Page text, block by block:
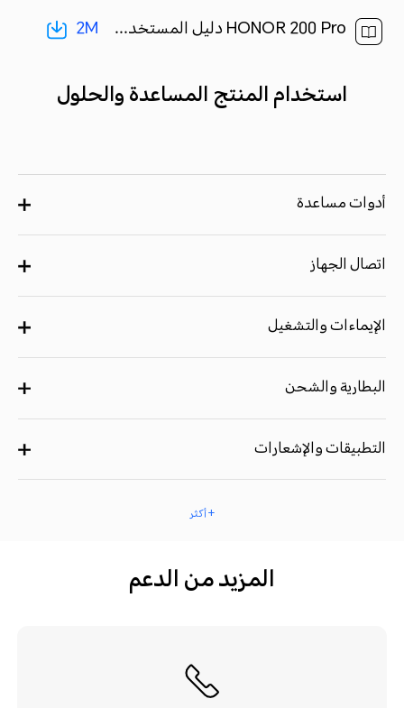
HONOR 200 Pro دليل المستخدم-(MagicOS 8.0_01,ar-eg)[ 2M ]
2M
استخدام المنتج المساعدة والحلول
أدوات مساعدة
اتصال الجهاز
الإيماءات والتشغيل
البطارية والشحن
التطبيقات والإشعارات
+ أكثر
المزيد من الدعم